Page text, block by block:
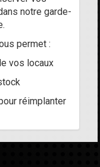
notre garde-
permet :
vos locaux
réimplanter